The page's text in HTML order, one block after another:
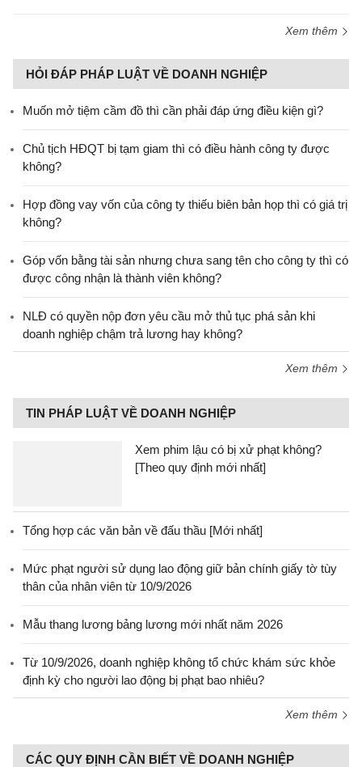
Xem thêm
HỎI ĐÁP PHÁP LUẬT VỀ DOANH NGHIỆP
Muốn mở tiệm cầm đồ thì cần phải đáp ứng điều kiện gì?
Chủ tịch HĐQT bị tạm giam thì có điều hành công ty được
không?
Hợp đồng vay vốn của công ty thiếu biên bản họp thì có giá trị
không?
Góp vốn bằng tài sản nhưng chưa sang tên cho công ty thì có
được công nhận là thành viên không?
NLĐ có quyền nộp đơn yêu cầu mở thủ tục phá sản khi
doanh nghiệp chậm trả lương hay không?
Xem thêm
TIN PHÁP LUẬT VỀ DOANH NGHIỆP
Xem phim lậu có bị xử phạt không?
[Theo quy định mới nhất]
Tổng hợp các văn bản về đấu thầu [Mới nhất]
Mức phạt người sử dụng lao động giữ bản chính giấy tờ tùy
thân của nhân viên từ 10/9/2026
Mẫu thang lương bảng lương mới nhất năm 2026
Từ 10/9/2026, doanh nghiệp không tổ chức khám sức khỏe
định kỳ cho người lao động bị phạt bao nhiêu?
Xem thêm
CÁC QUY ĐỊNH CẦN BIẾT VỀ DOANH NGHIỆP